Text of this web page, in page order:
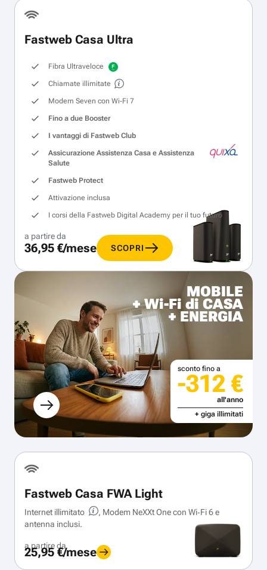
Fastweb Casa Ultra
Fibra Ultraveloce
Chiamate illimitate
Modem Seven con Wi‑Fi 7
Fino a due Booster
I vantaggi di Fastweb Club
Assicurazione Assistenza Casa e Assistenza
Salute
Fastweb Protect
Attivazione inclusa
I corsi della Fastweb Digital Academy per il tuo futuro
a partire da
36,95 €/mese SCOPRI
MOBILE
+ Wi-Fi di CASA
+ ENERGIA
sconto fino a
-312 €
all'anno
+ giga illimitati
Fastweb Casa FWA Light
Internet illimitato
, Modem NeXXt One con Wi‑Fi 6 e
antenna inclusi.
a partire da
25,95 €/mese